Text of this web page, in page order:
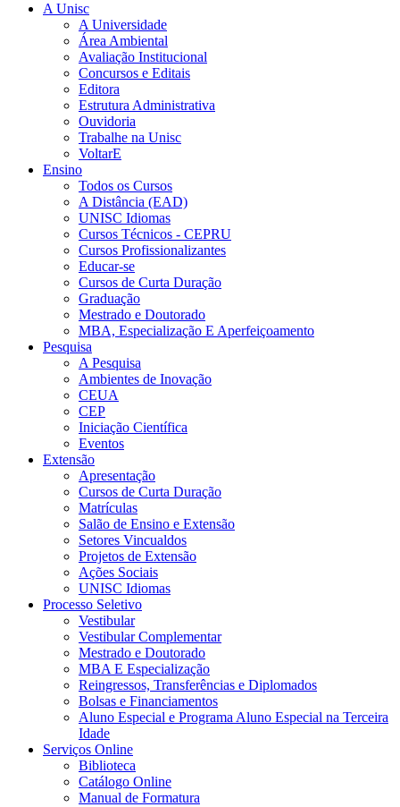
A Unisc
A Universidade
Área Ambiental
Avaliação Institucional
Concursos e Editais
Editora
Estrutura Administrativa
Ouvidoria
Trabalhe na Unisc
VoltarE
Ensino
Todos os Cursos
A Distância (EAD)
UNISC Idiomas
Cursos Técnicos - CEPRU
Cursos Profissionalizantes
Educar-se
Cursos de Curta Duração
Graduação
Mestrado e Doutorado
MBA, Especialização E Aperfeiçoamento
Pesquisa
A Pesquisa
Ambientes de Inovação
CEUA
CEP
Iniciação Científica
Eventos
Extensão
Apresentação
Cursos de Curta Duração
Matrículas
Salão de Ensino e Extensão
Setores Vincualdos
Projetos de Extensão
Ações Sociais
UNISC Idiomas
Processo Seletivo
Vestibular
Vestibular Complementar
Mestrado e Doutorado
MBA E Especialização
Reingressos, Transferências e Diplomados
Bolsas e Financiamentos
Aluno Especial e Programa Aluno Especial na Terceira
Idade
Serviços Online
Biblioteca
Catálogo Online
Manual de Formatura